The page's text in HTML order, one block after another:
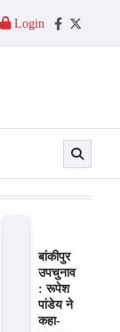
Login
Facebook
Twitter
बांकीपुर
उपचुनाव
: रूपेश
पांडेय ने
कहा-